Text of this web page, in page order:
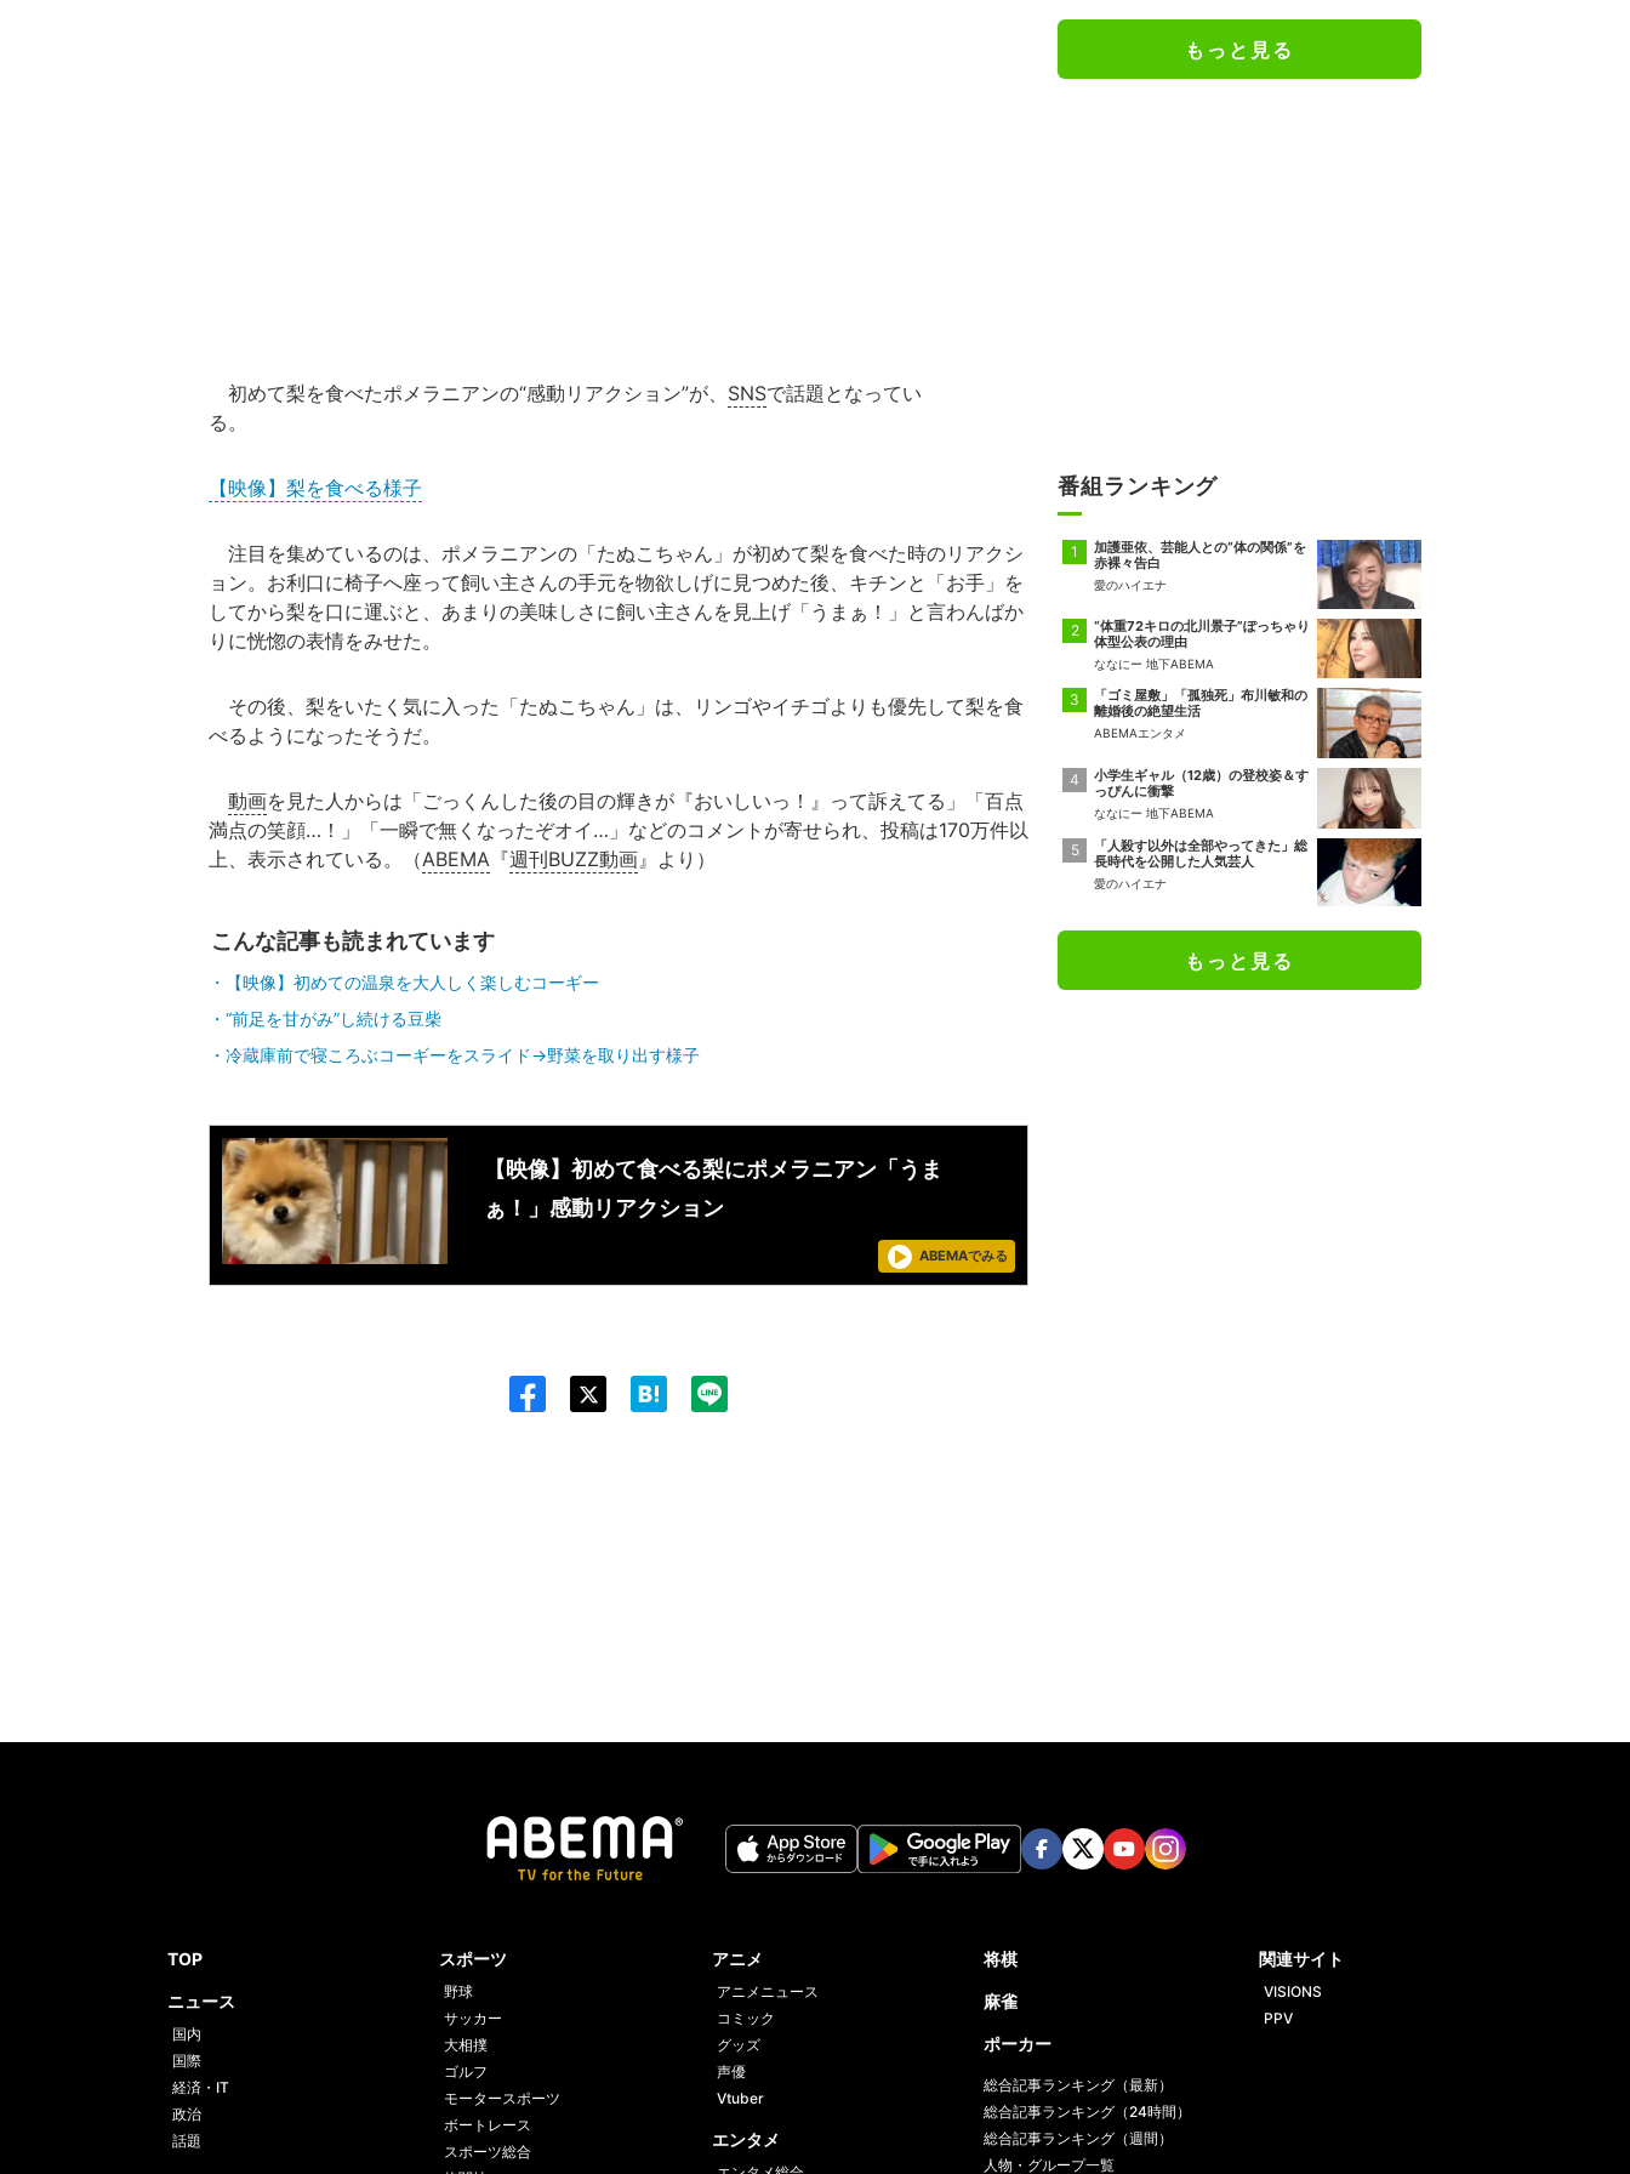
初めて梨を食べたポメラニアンの“感動リアクション”が、 SNSで話題となってい
る。
【映像】梨を食べる様子
注目を集めているのは、ポメラニアンの「たぬこちゃん」が初めて梨を食べた時のリアクシ
ョン。お利口に椅子へ座って飼い主さんの手元を物欲しげに見つめた後、キチンと「お手」を
してから梨を口に運ぶと、あまりの美味しさに飼い主さんを見上げ「うまぁ！」と言わんばか
りに恍惚の表情をみせた。
その後、梨をいたく気に入った「たぬこちゃん」は、リンゴやイチゴよりも優先して梨を食
べるようになったそうだ。
動画を見た人からは「ごっくんした後の目の輝きが『おいしいっ！』って訴えてる」「百点
満点の笑顔…！」「一瞬で無くなったぞオイ…」などのコメントが寄せられ、投稿は170万件以
上、表示されている。（ABEMA 『週刊BUZZ動画』より）
こんな記事も読まれています
【映像】初めての温泉を大人しく楽しむコーギー
“前足を甘がみ”し続ける豆柴
冷蔵庫前で寝ころぶコーギーをスライド→野菜を取り出す様子
【映像】初めて食べる梨にポメラニアン「うま
ぁ！」感動リアクション
ABEMAでみる
もっと見る
番組ランキング
加護亜依、芸能人との“体の関係”を
赤裸々告白
愛のハイエナ
“体重72キロの北川景子”ぽっちゃり
体型公表の理由
ななにー 地下ABEMA
「ゴミ屋敷」「孤独死」布川敏和の
離婚後の絶望生活
ABEMAエンタメ
小学生ギャル（12歳）の登校姿＆す
っぴんに衝撃
ななにー 地下ABEMA
「人殺す以外は全部やってきた」総
長時代を公開した人気芸人
愛のハイエナ
もっと見る
TOP
ニュース
国内
国際
経済・IT
政治
話題
スポーツ
野球
サッカー
大相撲
ゴルフ
モータースポーツ
ボートレース
スポーツ総合
アニメ
アニメニュース
コミック
グッズ
声優
Vtuber
エンタメ
将棋
麻雀
ポーカー
総合記事ランキング（最新）
総合記事ランキング（24時間）
総合記事ランキング（週間）
人物・グループ一覧
関連サイト
VISIONS
PPV